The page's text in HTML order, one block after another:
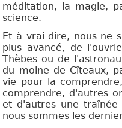
méditation, la magie,
science.
Et à vrai dire, nous ne
plus avancé, de
Thèbes ou de
du moine de Cîteaux,
vie pour la
comprendre, d'autres
et d'autres une
nous sommes les